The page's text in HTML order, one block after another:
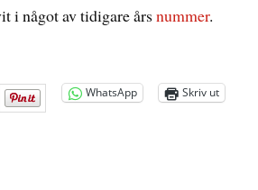
i något av tidigare årsnummer.
WhatsApp
Skriv ut